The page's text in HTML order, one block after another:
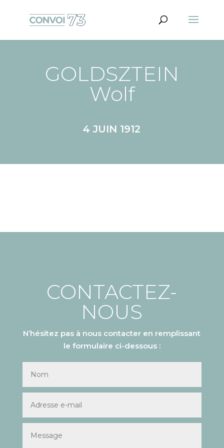
GOLDSZTEIN
Wolf
4 JUIN 1912
CONTACTEZ-
NOUS
N’hésitez pas à nous contacter en remplissant
le formulaire ci-dessous :